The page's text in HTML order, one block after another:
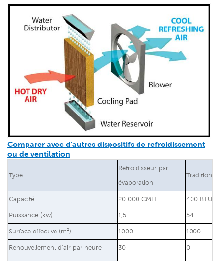
Comparer avec d'autres dispositifs de refroidissement
ou de ventilation
Type
Refroidisseur par
évaporation
Capacité 20 000 CMH 400 BTU/h
Puissance (kw) 1,5 54
Surface effective (m²) 1000 1000
Renouvellement d'air par heure 30 0